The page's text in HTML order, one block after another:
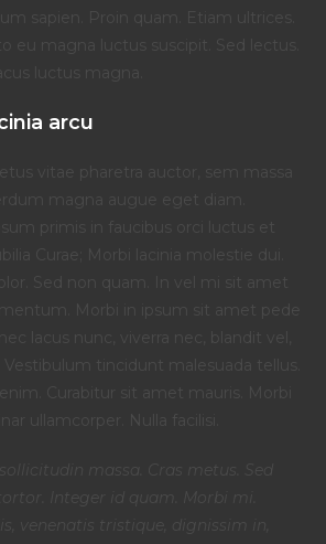
sapien. Proin quam. Etiam ultrices.
eu magna luctus suscipit. Sed lectus.
luctus magna.
arcu
vitae pharetra auctor, sem massa
magna augue eget diam.
primis in faucibus orci luctus et
Curae; Morbi lacinia molestie dui.
Sed non quam. In vel mi sit amet
Morbi in ipsum sit amet pede
lacus nunc, viverra nec, blandit vel,
Vestibulum tincidunt malesuada tellus.
Curabitur sit amet mauris. Morbi
ullamcorper. Nulla facilisi.
massa. Cras metus. Sed
Integer id quam. Morbi mi.
venenatis tristique, dignissim in,